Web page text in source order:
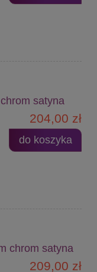
satyna
204,00 zł
do koszyka
chrom satyna
209,00 zł